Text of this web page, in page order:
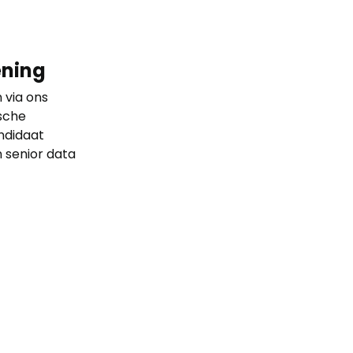
ons
senior data